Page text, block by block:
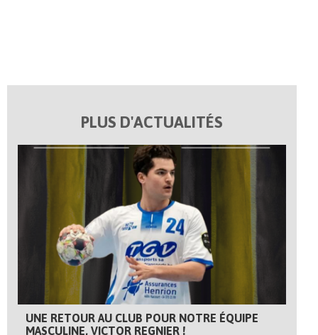
PLUS D'ACTUALITÉS
UNE RETOUR AU CLUB POUR NOTRE ÉQUIPE
MASCULINE, VICTOR REGNIER !